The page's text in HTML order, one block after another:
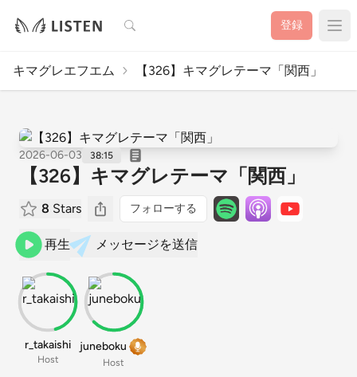
検索 登録
キマグレエフエム 【326】キマグレテーマ「関西」
2026-06-03 38:15
【326】キマグレテーマ「関西」
8 Stars フォローする
再生 メッセージを送信
r_takaishi
Host
juneboku
Host